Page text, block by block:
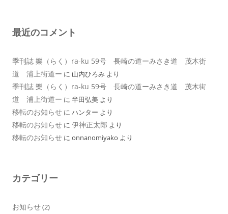
最近のコメント
季刊誌 樂（らく）ra-ku 59号 長崎の道ーみさき道 茂木街
道 浦上街道ー に 山内ひろみ より
季刊誌 樂（らく）ra-ku 59号 長崎の道ーみさき道 茂木街
道 浦上街道ー に 半田弘美 より
移転のお知らせ に ハンター より
移転のお知らせ に 伊神正太郎 より
移転のお知らせ に onnanomiyako より
カテゴリー
お知らせ(2)